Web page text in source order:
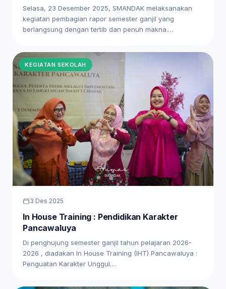
Selasa, 23 Desember 2025, SMANDAK melaksanakan
kegiatan pembagian rapor semester ganjil yang
berlangsung dengan tertib dan penuh makna.…
KEGIATAN SEKOLAH
3 Des 2025
In House Training : Pendidikan Karakter
Pancawaluya
Di penghujung semester ganjil tahun pelajaran 2026-
2026 , diadakan In House Training (IHT) Pancawaluya :
Penguatan Karakter Unggul…